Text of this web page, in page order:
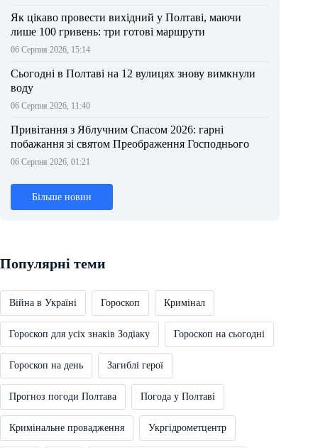
Як цікаво провести вихідний у Полтаві, маючи
лише 100 гривень: три готові маршрути
06 Серпня 2026, 15:14
Сьогодні в Полтаві на 12 вулицях знову вимкнули
воду
06 Серпня 2026, 11:40
Привітання з Яблучним Спасом 2026: гарні
побажання зі святом Преображення Господнього
06 Серпня 2026, 01:21
Більше новин
Популярні теми
Війна в Україні Гороскоп Кримінал
Гороскоп для усіх знаків Зодіаку Гороскоп на сьогодні
Гороскоп на день Загиблі герої
Прогноз погоди Полтава Погода у Полтаві
Кримінальне провадження Укргідрометцентр